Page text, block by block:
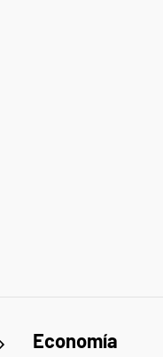
Economía